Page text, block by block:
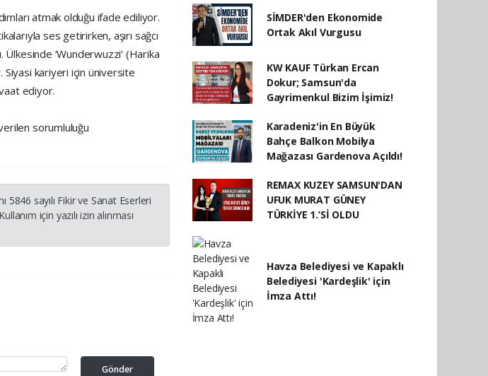
atmak olduğu ifade ediliyor.
ses getirirken, aşırı sağcı
Ülkesinde ‘Wunderwuzzi’ (Harika
Siyasi kariyeri için üniversite
vaat ediyor.
sorumluluğu
sayılı Fikir ve Sanat Eserleri
için yazılı izin alınması
Gönder
SİMDER'den Ekonomide
Ortak Akıl Vurgusu
KW KAUF Türkan Ercan
Dokur; Samsun'da
Gayrimenkul Bizim İşimiz!
Karadeniz'in En Büyük
Bahçe Balkon Mobilya
Mağazası Gardenova Açıldı!
REMAX KUZEY SAMSUN'DAN
UFUK MURAT GÜNEY
TÜRKİYE 1.’Sİ OLDU
Havza Belediyesi ve Kapaklı
Belediyesi 'Kardeşlik' için
İmza Attı!